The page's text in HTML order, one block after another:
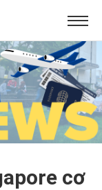
cơ